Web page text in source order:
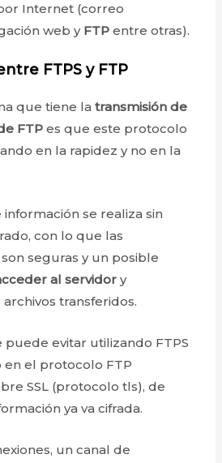
Internet (correo
web y FTP entre otras).
FTPS y FTP
que tiene la transmisión de
FTP es que este protocolo
en la rapidez y no en la
se realiza sin
con lo que las
seguras y un posible
al servidor y
transferidos.
puede evitar utilizando FTPS
en el protocolo FTP
SSL (protocolo tls), de
ya va cifrada.
un canal de